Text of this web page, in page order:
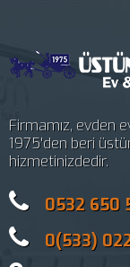
Firmamız, evden
1975'den beri
hizmetinizdedir.
0532 650
0(533)